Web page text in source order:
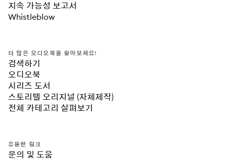
지속 가능성 보고서
Whistleblow
더 많은 오디오북을 찾아보세요!
검색하기
오디오북
시리즈 도서
스토리텔 오리지널 (자체제작)
전체 카테고리 살펴보기
유용한 링크
문의 및 도움